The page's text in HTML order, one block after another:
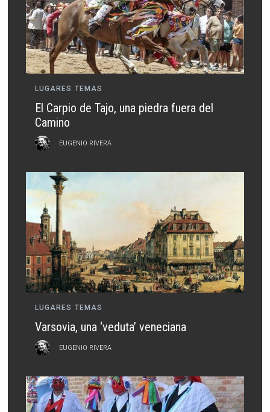
LUGARES TEMAS
El Carpio de Tajo, una piedra fuera del
Camino
EUGENIO RIVERA
LUGARES TEMAS
Varsovia, una ‘veduta’ veneciana
EUGENIO RIVERA